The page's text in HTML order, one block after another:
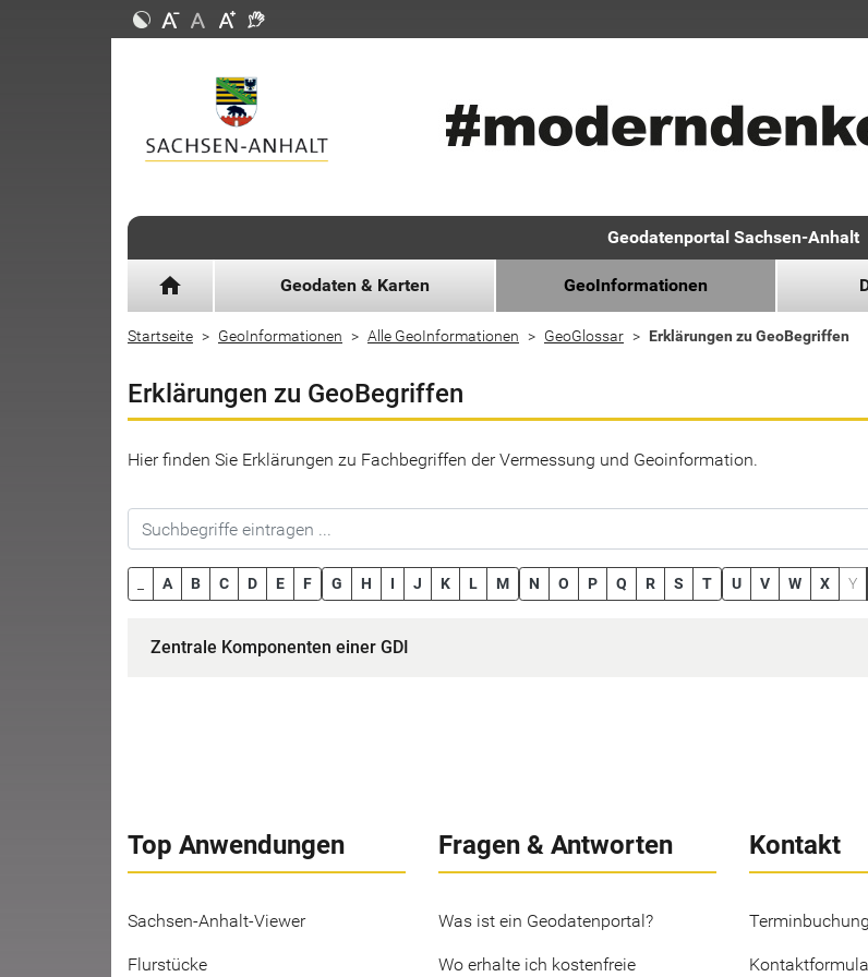
Geodatenportal Sachsen-Anhalt
home Geodaten & Karten GeoInformationen
Startseite GeoInformationen Alle GeoInformationen GeoGlossar Erklärungen zu GeoBegriffen
Erklärungen zu GeoBegriffen
Hier finden Sie Erklärungen zu Fachbegriffen der Vermessung und Geoinformation.
A B C D E F G H I J K L M N O P Q R S T U V W X Y
Zentrale Komponenten einer GDI
Top Anwendungen
Sachsen-Anhalt-Viewer
Flurstücke
Fragen & Antworten
Was ist ein Geodatenportal?
Wo erhalte ich kostenfreie
Kontakt